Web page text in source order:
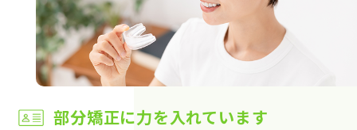
部分矯正に力を入れています